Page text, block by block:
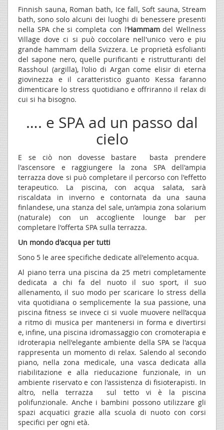
Finnish sauna, Roman bath, Ice fall, Soft sauna, Stream
bath, sono solo alcuni dei luoghi di benessere presenti
nella SPA che si completa con l’Hammamdel Wellness
Village dove ci si può coccolare nell'unico vero e piu
grande hammam della Svizzera. Le proprietà esfolianti
del sapone nero, quelle purificanti e ristrutturanti del
Rasshoul (argilla), l'olio di Argan come elisir di eterna
giovinezza e il caratteristico guanto Kessa faranno
dimenticare lo stress quotidiano e offriranno il relax di
cui si ha bisogno.
…. e SPA ad un passo dal
cielo
E se ciò non dovesse bastare basta prendere
l'ascensore e raggiungere la zona SPA dell'ampia
terrazza dove si può completare il percorso con l'effetto
terapeutico. La piscina, con acqua salata, sarà
riscaldata in inverno e contornata da una sauna
finlandese, una stanza del sale, un’ampia zona solarium
(naturale) con un accogliente lounge bar per
completare l'offerta SPA sulla terrazza.
Un mondo d'acqua per tutti
Sono 5 le aree specifiche dedicate all'elemento acqua.
Al piano terra una piscina da 25 metri completamente
dedicata a chi fa del nuoto il suo sport, il suo
allenamento, il suo modo per scaricare lo stress della
vita quotidiana o semplicemente la sua passione, una
piscina fitness se invece ci si vuole muovere nell’acqua
a ritmo di musica per mantenersi in forma e divertirsi
e, infine, una piscina idromassaggio con cromoterapia e
idroterapia nell'elegante ambiente della SPA se l'acqua
rappresenta un momento di relax. Salendo al secondo
piano, nella zona medicale, una vasca dedicata alla
riabilitazione e alla rieducazione funzionale, in un
ambiente riservato e con l'assistenza di fisioterapisti. In
altro, nella terrazza sul tetto vi è la piscina
polifunzionale. Anche i bambini possono utilizzare gli
spazi acquatici grazie alla scuola di nuoto con corsi
specifici per ogni età.